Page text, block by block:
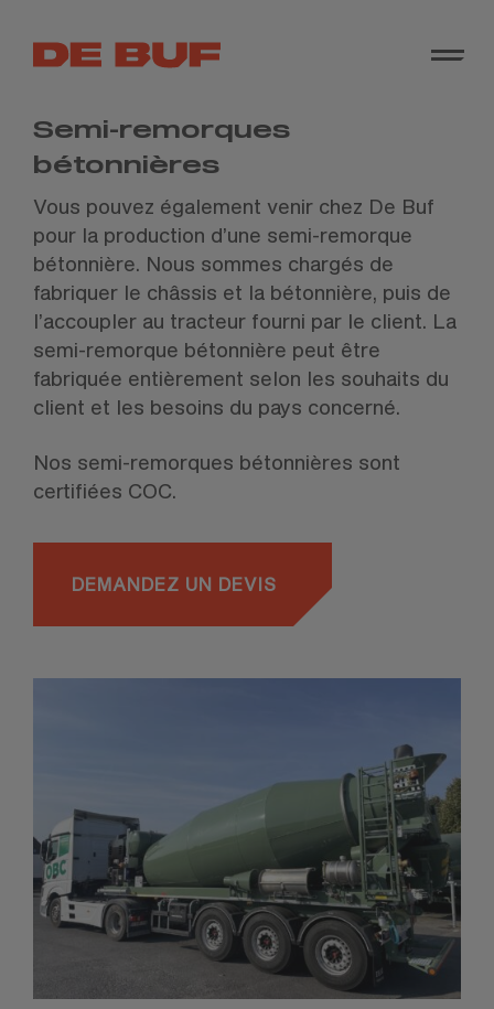
Semi-remorques
bétonnières
Vous pouvez également venir chez De Buf
pour la production d’une semi-remorque
bétonnière. Nous sommes chargés de
fabriquer le châssis et la bétonnière, puis de
l’accoupler au tracteur fourni par le client. La
semi-remorque bétonnière peut être
fabriquée entièrement selon les souhaits du
client et les besoins du pays concerné.
Nos semi-remorques bétonnières sont
certifiées COC.
DEMANDEZ UN DEVIS